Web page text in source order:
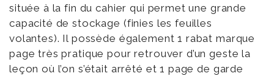
située à la fin du cahier qui permet une grande
capacité de stockage (finies les feuilles
volantes). Il possède également 1 rabat marque
page très pratique pour retrouver d’un geste la
leçon où l’on s’était arrêté et 1 page de garde